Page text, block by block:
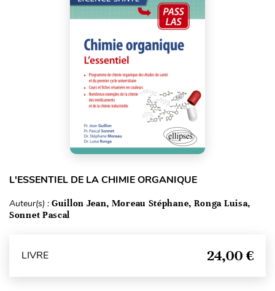
L'ESSENTIEL DE LA CHIMIE ORGANIQUE
Auteur(s) : Guillon Jean, Moreau Stéphane, Ronga Luisa,
Sonnet Pascal
LIVRE 24,00 €